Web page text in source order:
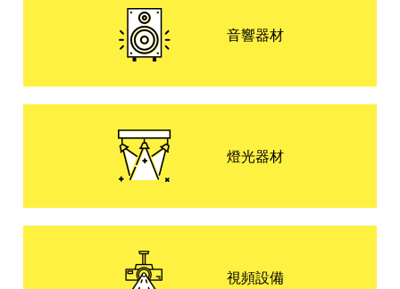
電子布幕機關系統
户外帳篷
場地間隔伸縮布幕
電油發電機
入水式欄河/負重固定
五間隔電線蓋
鏡面旋轉玻璃球
音響器材
燈光器材
視頻設備